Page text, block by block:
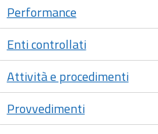
Performance
Enti controllati
Attività e procedimenti
Provvedimenti